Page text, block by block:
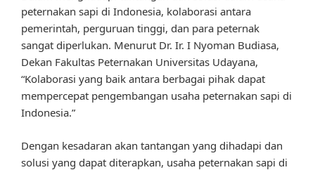
peternakan sapi di Indonesia, kolaborasi antara
pemerintah, perguruan tinggi, dan para peternak
sangat diperlukan. Menurut Dr. Ir. I Nyoman Budiasa,
Dekan Fakultas Peternakan Universitas Udayana,
“Kolaborasi yang baik antara berbagai pihak dapat
mempercepat pengembangan usaha peternakan sapi di
Indonesia.”
Dengan kesadaran akan tantangan yang dihadapi dan
solusi yang dapat diterapkan, usaha peternakan sapi di